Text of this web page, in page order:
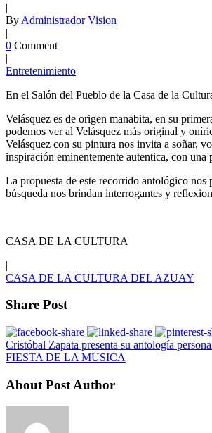
|
By Administrador Vision
|
0 Comment
|
Entretenimiento
En el Salón del Pueblo de la Casa de la
Velásquez es de origen manabita, en su
podemos ver al Velásquez más original y
Velásquez con su pintura nos invita a soñar,
inspiración eminentemente autentica, con
La propuesta de este recorrido antológico
búsqueda nos brindan interrogantes y
CASA DE LA CULTURA
|
CASA DE LA CULTURA DEL AZUAY
Share Post
Cristóbal Zapata presenta su antología
FIESTA DE LA MUSICA
About Post Author